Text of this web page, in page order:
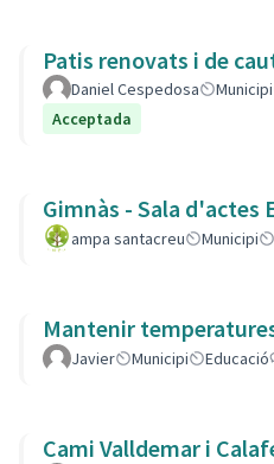
Patis renovats i de
Daniel Cespedosa Municipi
Acceptada
Gimnàs - Sala d'actes
ampa santacreu Municipi
Mantenir
Javier Municipi Educació
Cami Valldemar i